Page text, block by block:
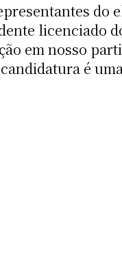
do
licenciado
em nosso
é